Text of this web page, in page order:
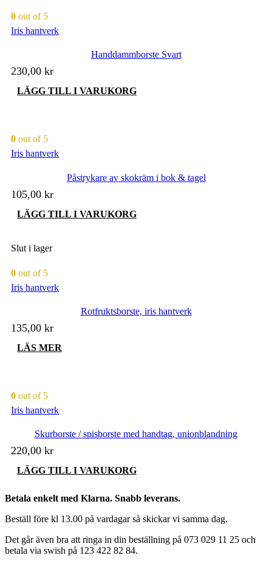
0 out of 5
Iris hantverk
Handdammborste Svart
230,00 kr
LÄGG TILL I VARUKORG
0 out of 5
Iris hantverk
Påstrykare av skokräm i bok & tagel
105,00 kr
LÄGG TILL I VARUKORG
Slut i lager
0 out of 5
Iris hantverk
Rotfruktsborste, iris hantverk
135,00 kr
LÄS MER
0 out of 5
Iris hantverk
Skurborste / spisborste med handtag, unionblandning
220,00 kr
LÄGG TILL I VARUKORG
Betala enkelt med Klarna. Snabb leverans.
Beställ före kl 13.00 på vardagar så skickar vi samma dag.
Det går även bra att ringa in din beställning på 073 029 11 25 och
betala via swish på 123 422 82 84.